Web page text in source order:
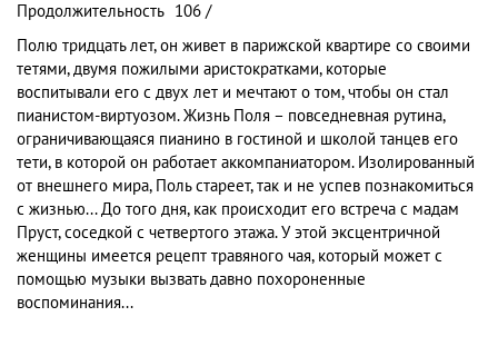
Продолжительность 106 /
Полю тридцать лет, он живет в парижской квартире со своими
тетями, двумя пожилыми аристократками, которые
воспитывали его с двух лет и мечтают о том, чтобы он стал
пианистом-виртуозом. Жизнь Поля – повседневная рутина,
ограничивающаяся пианино в гостиной и школой танцев его
тети, в которой он работает аккомпаниатором. Изолированный
от внешнего мира, Поль стареет, так и не успев познакомиться
с жизнью... До того дня, как происходит его встреча с мадам
Пруст, соседкой с четвертого этажа. У этой эксцентричной
женщины имеется рецепт травяного чая, который может с
помощью музыки вызвать давно похороненные
воспоминания...